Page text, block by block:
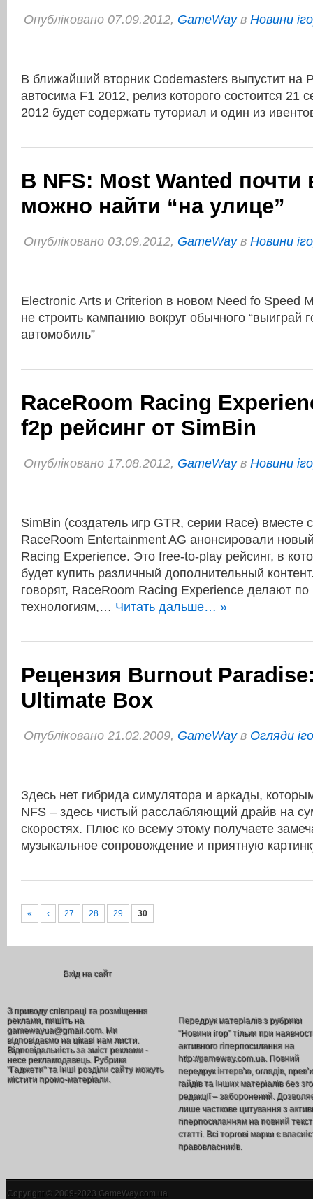
Опубліковано 07.09.2012, GameWayв Новини
В ближайший вторник Codemasters выпустит на
автосима F1 2012, релиз которого состоится 21
2012 будет содержать туториал и один из
В NFS: Most Wanted почти
можно найти “на улице”
Опубліковано 03.09.2012, GameWayв Новини
Electronic Arts и Criterion в новом Need fo Speed
не строить кампанию вокруг обычного “выиграй
автомобиль”
RaceRoom Racing
f2p рейсинг от SimBin
Опубліковано 17.08.2012, GameWayв Новини
SimBin (создатель игр GTR, серии Race) вместе
RaceRoom Entertainment AG анонсировали
Racing Experience. Это free-to-play рейсинг, в
будет купить различный дополнительный
говорят, RaceRoom Racing Experience делают
технологиям,… Читать дальше… »
Рецензия Burnout
Ultimate Box
Опубліковано 21.02.2009, GameWayв Огляди
Здесь нет гибрида симулятора и аркады,
NFS – здесь чистый расслабляющий драйв на
скоростях. Плюс ко всему этому получаете
музыкальное сопровождение и приятную
« ‹ 27 28 29 30
Вхід на сайт
З приводу співпраці та розміщення
реклами, пишіть на
gamewayua@gmail.com. Ми
відповідаємо на цікаві нам листи.
Відповідальність за зміст реклами -
несе рекламодавець. Рубрика
"Гаджети" та інші розділи сайту можуть
містити промо-матеріали.
Передрук матеріалів з рубрики
“Новини ігор” тільки при
активного гіперпосилання на
http://gameway.com.ua. Повний
передрук інтерв’ю, оглядів,
гайдів та інших матеріалів без
редакції – заборонений.
лише часткове цитування з
гіперпосиланням на повний текст
статті. Всі торгові марки є
правовласників.
Copyright © 2009-2023 GameWay.com.ua